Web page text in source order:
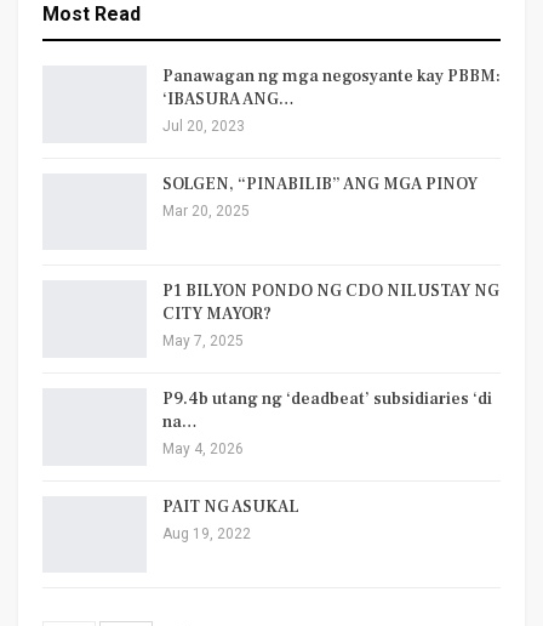
Most Read
Panawagan ng mga negosyante kay PBBM:
‘IBASURA ANG…
Jul 20, 2023
SOLGEN, “PINABILIB” ANG MGA PINOY
Mar 20, 2025
P1 BILYON PONDO NG CDO NILUSTAY NG
CITY MAYOR?
May 7, 2025
P9.4b utang ng ‘deadbeat’ subsidiaries ‘di
na…
May 4, 2026
PAIT NG ASUKAL
Aug 19, 2022